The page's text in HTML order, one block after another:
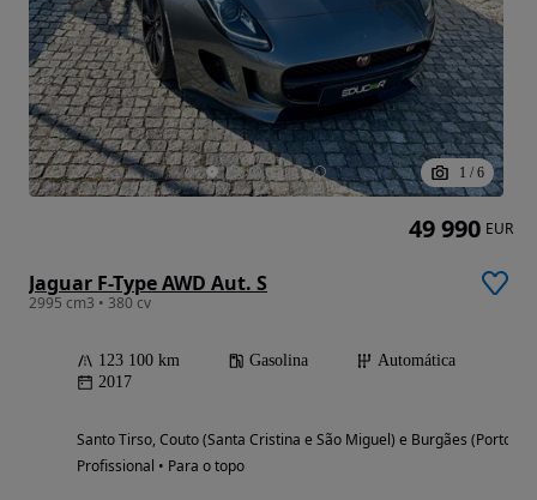
1 / 6
Jaguar F-Type AWD Aut. S
2995 cm3 • 380 cv
123 100 km Gasolina
Automática
2017
Santo Tirso, Couto (Santa Cristina e São Miguel) e Burgães (Porto)
Profissional • Para o topo
49 990 EUR